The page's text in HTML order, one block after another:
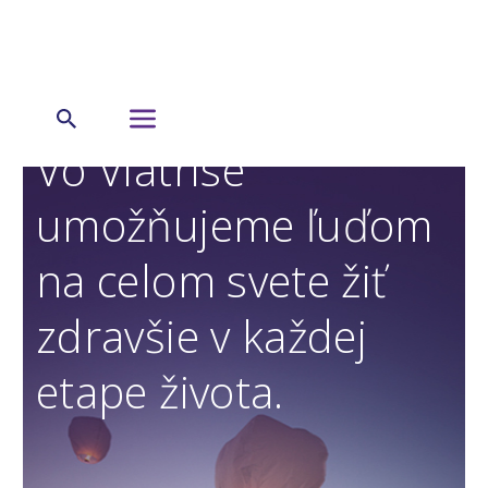
Vo Viatrise
umožňujeme ľuďom
na celom svete žiť
zdravšie v každej
etape života.